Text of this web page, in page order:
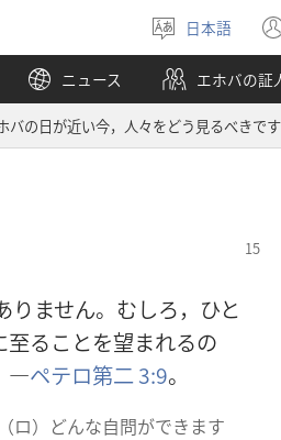
言
語
を
選
ぶ
日本語
ニュース エホバの証
バの日が近い今，人々をどう見るべきで
ません。むしろ，ひと
至ることを望まれるの
―ペテロ第二 3:9。
ロ）どんな自問ができます